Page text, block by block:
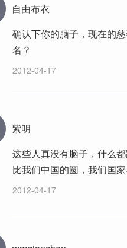
自由布衣
确认下你的脑子，现在的
名？
2012-04-17
紫明
这些人真没有脑子，什么
比我们中国的圆，我们国
2012-04-17